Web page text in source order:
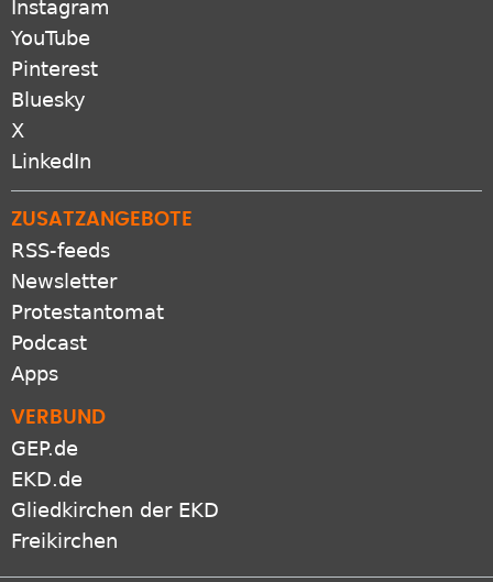
Instagram
YouTube
Pinterest
Bluesky
X
LinkedIn
ZUSATZANGEBOTE
RSS-feeds
Newsletter
Protestantomat
Podcast
Apps
VERBUND
GEP.de
EKD.de
Gliedkirchen der EKD
Freikirchen